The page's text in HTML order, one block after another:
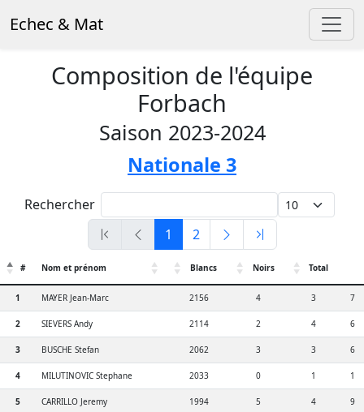
Echec & Mat
Composition de l'équipe
Forbach
Saison 2023-2024
Nationale 3
Rechercher
1
2
# Nom et prénom Blancs Noirs Total
1 MAYER Jean-Marc 2156 4 3 7
2 SIEVERS Andy 2114 2 4 6
3 BUSCHE Stefan 2062 3 3 6
4 MILUTINOVIC Stephane 2033 0 1 1
5 CARRILLO Jeremy 1994 5 4 9